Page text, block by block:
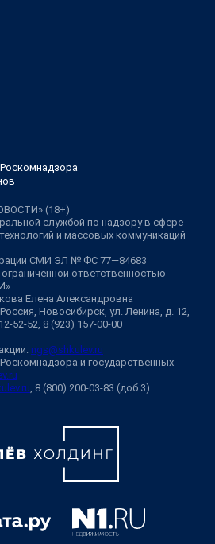
(18+)
службой по надзору в сфере
и массовых коммуникаций
СМИ ЭЛ № ФС 77—84683
ответственностью
Елена Александровна
Новосибирск, ул. Ленина, д. 12,
52-52, 8 (923) 157-00-00
ngs@shkulev.ru
и государственных
, 8 (800) 200-03-83 (доб.3)